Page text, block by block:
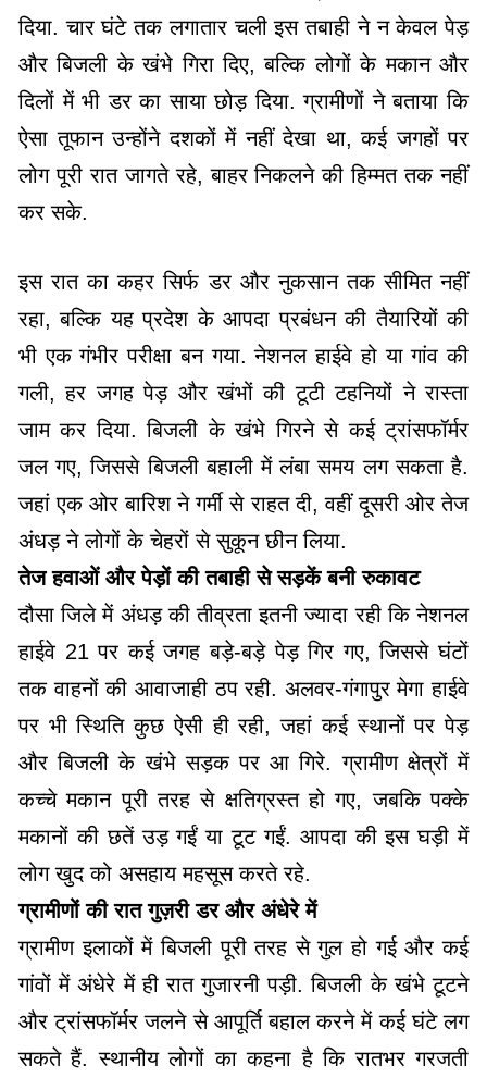
दिया. चार घंटे तक लगातार चली इस तबाही ने न केवल पेड़
और बिजली के खंभे गिरा दिए, बल्कि लोगों के मकान और
दिलों में भी डर का साया छोड़ दिया. ग्रामीणों ने बताया कि
ऐसा तूफान उन्होंने दशकों में नहीं देखा था, कई जगहों पर
लोग पूरी रात जागते रहे, बाहर निकलने की हिम्मत तक नहीं
कर सके.
इस रात का कहर सिर्फ डर और नुकसान तक सीमित नहीं
रहा, बल्कि यह प्रदेश के आपदा प्रबंधन की तैयारियों की
भी एक गंभीर परीक्षा बन गया. नेशनल हाईवे हो या गांव की
गली, हर जगह पेड़ और खंभों की टूटी टहनियों ने रास्ता
जाम कर दिया. बिजली के खंभे गिरने से कई ट्रांसफॉर्मर
जल गए, जिससे बिजली बहाली में लंबा समय लग सकता है.
जहां एक ओर बारिश ने गर्मी से राहत दी, वहीं दूसरी ओर तेज
अंधड़ ने लोगों के चेहरों से सुकून छीन लिया.
तेज हवाओं और पेड़ों की तबाही से सड़कें बनी रुकावट
दौसा जिले में अंधड़ की तीव्रता इतनी ज्यादा रही कि नेशनल
हाईवे 21 पर कई जगह बड़े-बड़े पेड़ गिर गए, जिससे घंटों
तक वाहनों की आवाजाही ठप रही. अलवर-गंगापुर मेगा हाईवे
पर भी स्थिति कुछ ऐसी ही रही, जहां कई स्थानों पर पेड़
और बिजली के खंभे सड़क पर आ गिरे. ग्रामीण क्षेत्रों में
कच्चे मकान पूरी तरह से क्षतिग्रस्त हो गए, जबकि पक्के
मकानों की छतें उड़ गईं या टूट गईं. आपदा की इस घड़ी में
लोग खुद को असहाय महसूस करते रहे.
ग्रामीणों की रात गुज़री डर और अंधेरे में
ग्रामीण इलाकों में बिजली पूरी तरह से गुल हो गई और कई
गांवों में अंधेरे में ही रात गुजारनी पड़ी. बिजली के खंभे टूटने
और ट्रांसफॉर्मर जलने से आपूर्ति बहाल करने में कई घंटे लग
सकते हैं. स्थानीय लोगों का कहना है कि रातभर गरजती